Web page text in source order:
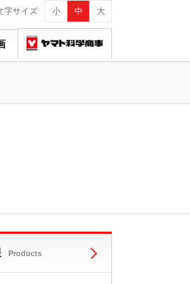
字サイズ 小 中 大
Products